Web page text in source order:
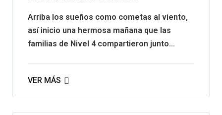
Arriba los sueños como cometas al viento,
así inicio una hermosa mañana que las
familias de Nivel 4 compartieron junto...
VER MÁS